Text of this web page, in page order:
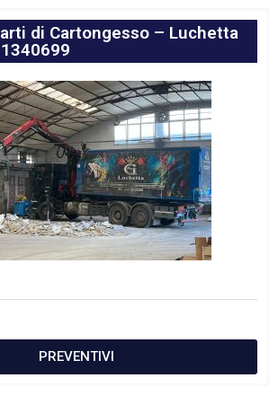
di Cartongesso – Luchetta
PREVENTIVI